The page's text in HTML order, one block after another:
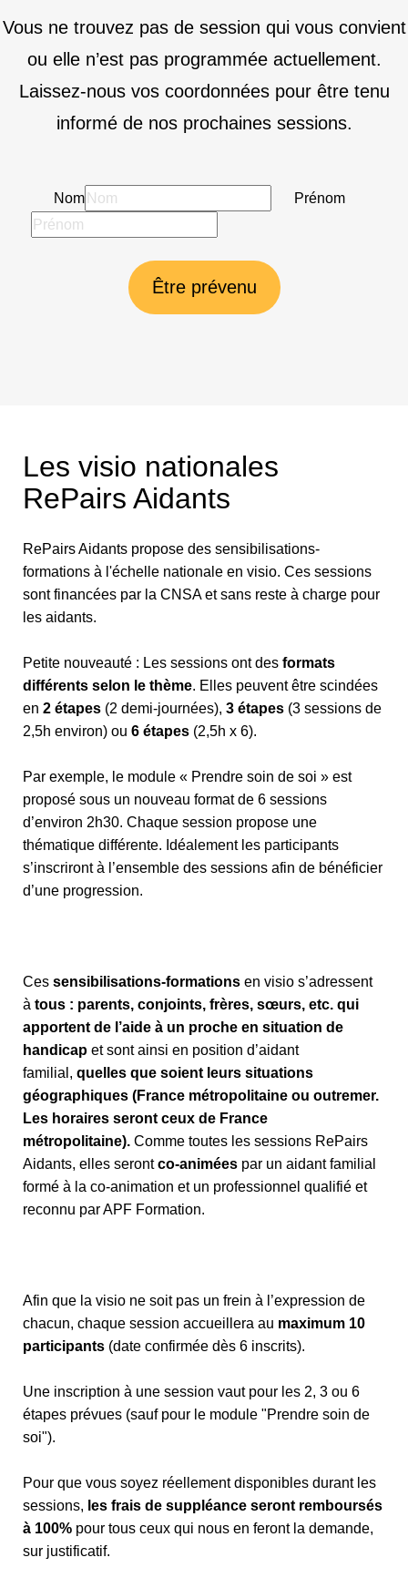
Vous ne trouvez pas de session qui vous convient
ou elle n’est pas programmée actuellement.
Laissez-nous vos coordonnées pour être tenu
informé de nos prochaines sessions.
Nom Prénom
Être prévenu
Les visio nationales
RePairs Aidants
RePairs Aidants propose des sensibilisations-
formations à l'échelle nationale en visio. Ces sessions
sont financées par la CNSA et sans reste à charge pour
les aidants.
Petite nouveauté : Les sessions ont des formats
différents selon le thème. Elles peuvent être scindées
en 2 étapes (2 demi-journées), 3 étapes (3 sessions de
2,5h environ) ou 6 étapes (2,5h x 6).
Par exemple, le module « Prendre soin de soi » est
proposé sous un nouveau format de 6 sessions
d’environ 2h30. Chaque session propose une
thématique différente. Idéalement les participants
s’inscriront à l’ensemble des sessions afin de bénéficier
d’une progression.
Ces sensibilisations-formations en visio s’adressent
à tous : parents, conjoints, frères, sœurs, etc. qui
apportent de l’aide à un proche en situation de
handicap et sont ainsi en position d’aidant
familial, quelles que soient leurs situations
géographiques (France métropolitaine ou outremer.
Les horaires seront ceux de France
métropolitaine). Comme toutes les sessions RePairs
Aidants, elles serontco-animées par un aidant familial
formé à la co-animation et un professionnel qualifié et
reconnu par APF Formation.
Afin que la visio ne soit pas un frein à l’expression de
chacun, chaque session accueillera au maximum 10
participants (date confirmée dès 6 inscrits).
Une inscription à une session vaut pour les 2, 3 ou 6
étapes prévues (sauf pour le module "Prendre soin de
soi").
Pour que vous soyez réellement disponibles durant les
sessions, les frais de suppléance seront remboursés
à 100% pour tous ceux qui nous en feront la demande,
sur justificatif.